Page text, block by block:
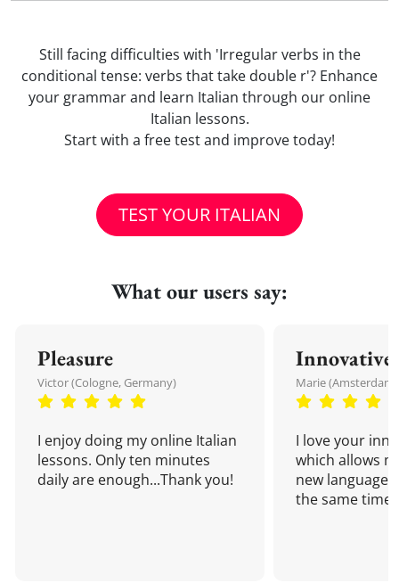
Still facing difficulties with 'Irregular verbs in the
conditional tense: verbs that take double r'? Enhance
your grammar and learn Italian through our online
Italian lessons.
Start with a free test and improve today!
TEST YOUR ITALIAN
What our users say:
Pleasure
Victor (Cologne, Germany)
I enjoy doing my online Italian
lessons. Only ten minutes
daily are enough...Thank you!
Innovative
Marie
I love your
which allows
new language
the same time!